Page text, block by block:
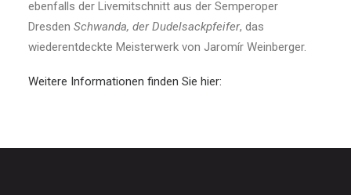
ebenfalls der Livemitschnitt aus der Semperoper
Dresden Schwanda, der Dudelsackpfeifer, das
wiederentdeckte Meisterwerk von Jaromír Weinberger.
Weitere Informationen finden Sie hier: